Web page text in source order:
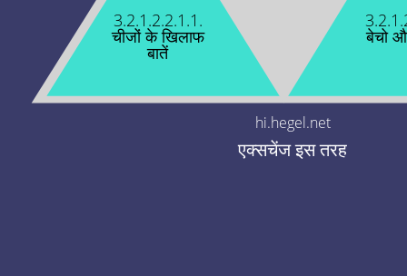
3.2.1.2.2.1.1.
चीजों के खिलाफ
बातें
बेचो
hi.hegel.net
एक्सचेंज इस तरह